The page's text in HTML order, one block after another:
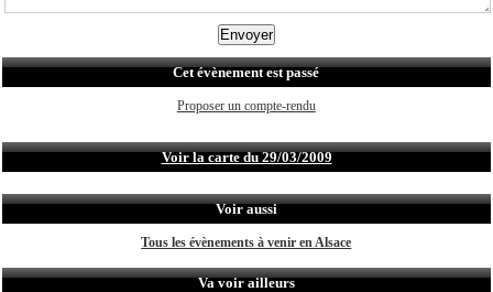
Cet évènement est passé
Proposer un compte-rendu
Voir la carte du 29/03/2009
Voir aussi
Tous les évènements à venir en Alsace
Va voir ailleurs